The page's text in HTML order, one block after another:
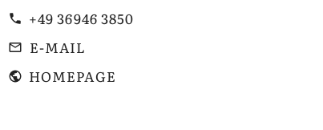
+49 36946 3850
E-MAIL
HOMEPAGE